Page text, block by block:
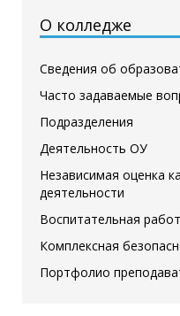
О колледже
Сведения об
Часто задаваемые
Подразделения
Деятельность ОУ
Независимая оценка
деятельности
Воспитательная
Комплексная
Портфолио